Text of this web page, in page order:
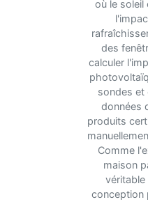
où le soleil
des
calculer
sondes et
données
produits
Comme
maison
véritable
conception